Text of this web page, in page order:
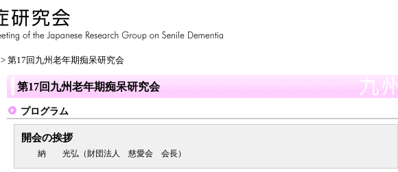
> 第17回九州老年期痴呆研究会
第17回九州老年期痴呆研究会
プログラム
開会の挨拶
納 光弘（財団法人 慈愛会 会長）